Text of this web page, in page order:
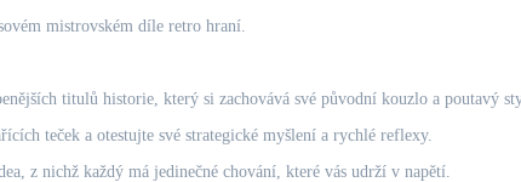
mistrovském díle retro hraní.
titulů historie, který si zachovává své původní kouzlo a poutavý
teček a otestujte své strategické myšlení a rychlé reflexy.
z nichž každý má jedinečné chování, které vás udrží v napětí.